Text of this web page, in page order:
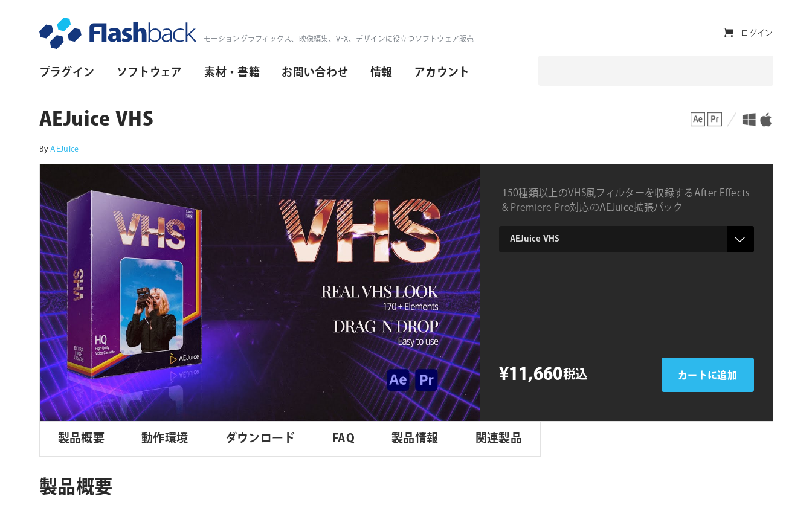
モーショングラフィックス、映像編集、VFX、デザインに役立つソフトウェア販売
プ
イ
マ
リ・
ナ
ビ
ゲ
ー
シ
ョ
ン
プラグイン ソフトウェア 素材・書籍 お問い合わせ 情報 アカウント
ユ
ィ
リ
ィ・
ナ
ゲ
ー
ログイン
AEJuice VHS 対応プラットフォーム 対応OS
ByAEJuice
150種類以上のVHS風フィルターを収録するAfter Effects
& Premiere Pro対応のAEJuice拡張パック
type
¥11,660税込 カートに追加
製品概要 動作環境 ダウンロード FAQ 製品情報 関連製品
製品概要